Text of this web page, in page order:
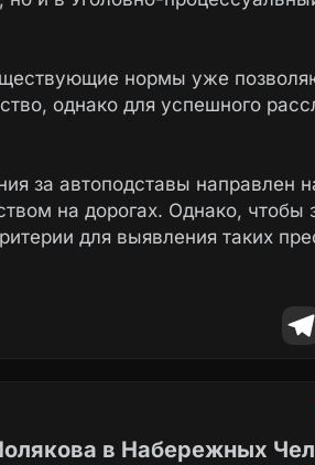
нормы уже
однако для успешного
за автоподставы направлен
на дорогах. Однако, чтобы
для выявления таких
в Набережных